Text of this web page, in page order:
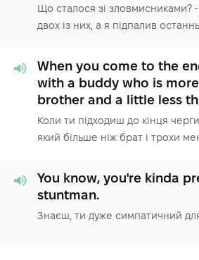
Що сталося зі зловмисниками?
двох із них, а я підпалив
When you come to the
with a buddy who is
brother and a little less
Коли ти підходиш до кінця
який більше ніж брат і трохи
You know, you're kinda
stuntman.
Знаєш, ти дуже симпатичний